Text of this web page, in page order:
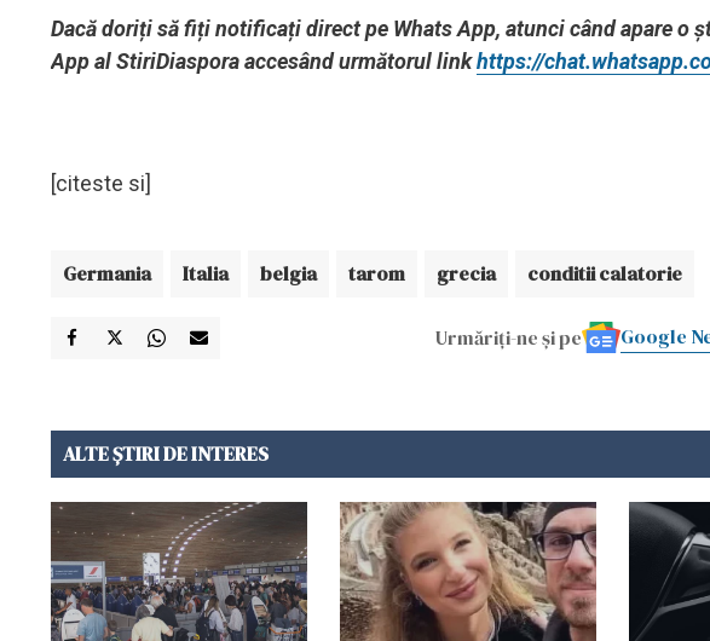
Dacă doriți să fiți notificați direct pe Whats App, atunci când apare o
App al StiriDiaspora accesând următorul linkhttps://
[citeste si]
Germania Italia belgia tarom grecia conditii calatorie
Urmăriți-ne și pe Google
ALTE ȘTIRI DE INTERES